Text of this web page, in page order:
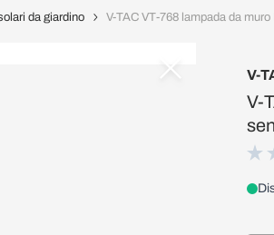
da giardino V-TAC VT-768 lampada da
V-
V-